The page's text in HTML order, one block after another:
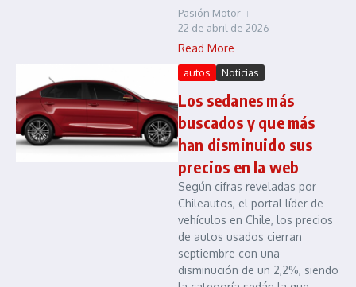
Pasión Motor
22 de abril de 2026
Read More
autos Noticias
Los sedanes más
buscados y que más
han disminuido sus
precios en la web
Según cifras reveladas por
Chileautos, el portal líder de
vehículos en Chile, los precios
de autos usados cierran
septiembre con una
disminución de un 2,2%, siendo